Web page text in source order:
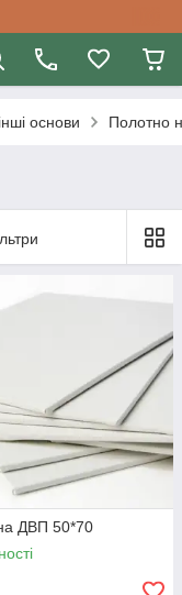
основи Полотно
ДВП 50*70